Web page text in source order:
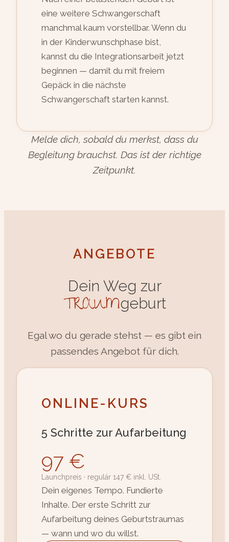
eine weitere Schwangerschaft
manchmal kaum vorstellbar. Wenn du
in der Kinderwunschphase bist,
kannst du die Integrationsarbeit jetzt
beginnen — damit du mit freiem
Gepäck in die nächste
Schwangerschaft starten kannst.
Melde dich, sobald du merkst, dass du
Begleitung brauchst. Das ist der richtige
Zeitpunkt.
ANGEBOTE
Dein Weg zur
TRAUMgeburt
Egal wo du gerade stehst — es gibt ein
passendes Angebot für dich.
ONLINE-KURS
5 Schritte zur Aufarbeitung
97 €
Launchpreis · regulär 147 € inkl. USt.
Dein eigenes Tempo. Fundierte
Inhalte. Der erste Schritt zur
Aufarbeitung deines Geburtstraumas
— wann und wo du willst.